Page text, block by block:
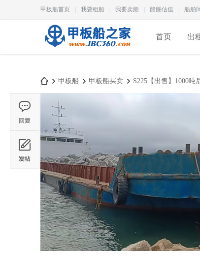
甲板船首页 我要租船 我要卖船 船舶估值 船舶
首页 出
板
甲板船 甲板船买卖 S225【出售】1000吨